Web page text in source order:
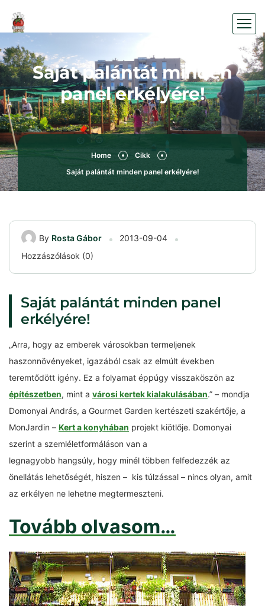
Saját palántát minden
panel erkélyére!
Home
Cikk
Saját palántát minden panel erkélyére!
By Rosta Gábor
2013-09-04
Hozzászólások (0)
Saját palántát minden panel
erkélyére!
„Arra, hogy az emberek városokban termeljenek
haszonnövényeket, igazából csak az elmúlt években
teremtődött igény. Ez a folyamat éppúgy visszaköszön az
építészetben, mint a városi kertek kialakulásában.” – mondja
Domonyai András, a Gourmet Garden kertészeti szakértője, a
MonJardin – Kert a konyhában projekt kiötlője. Domonyai
szerint a szemléletformáláson van a
legnagyobb hangsúly, hogy minél többen felfedezzék az
önellátás lehetőségét, hiszen – kis túlzással – nincs olyan, amit
az erkélyen ne lehetne megtermeszteni.
Tovább olvasom…